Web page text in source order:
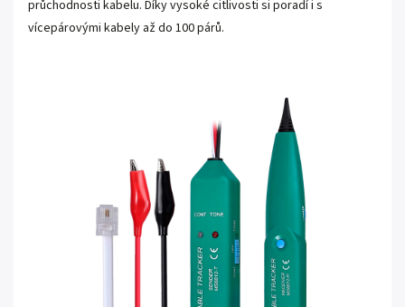
průchodnosti kabelu. Díky vysoké citlivosti si poradí i s
vícepárovými kabely až do 100 párů.